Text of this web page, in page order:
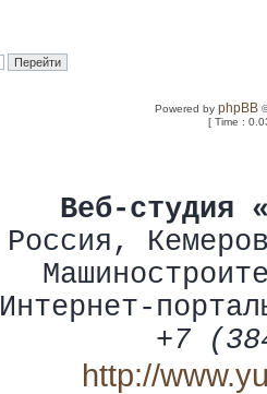
Powered byphpBB
[ Time :
Веб-студия
Россия ,
Интернет-
+7
http://